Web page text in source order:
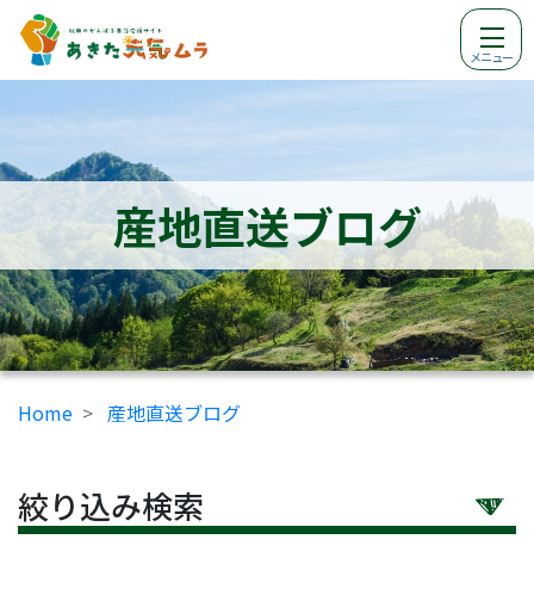
メニュー
産地直送ブログ
Home 産地直送ブログ
絞り込み検索